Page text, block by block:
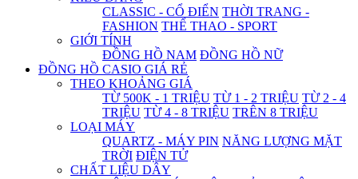
CLASSIC - CỔ ĐIỂN THỜI TRANG -
FASHION THỂ THAO - SPORT
GIỚI TÍNH
ĐỒNG HỒ NAM ĐỒNG HỒ NỮ
ĐỒNG HỒ CASIO GIÁ RẺ
THEO KHOẢNG GIÁ
TỪ 500K - 1 TRIỆU TỪ 1 - 2 TRIỆU TỪ 2 - 4
TRIỆU TỪ 4 - 8 TRIỆU TRÊN 8 TRIỆU
LOẠI MÁY
QUARTZ - MÁY PIN NĂNG LƯỢNG MẶT
TRỜI ĐIỆN TỬ
CHẤT LIỆU DÂY